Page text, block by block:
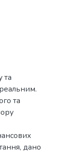
та
та
дано